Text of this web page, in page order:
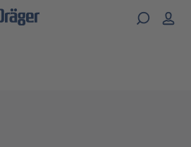
springen